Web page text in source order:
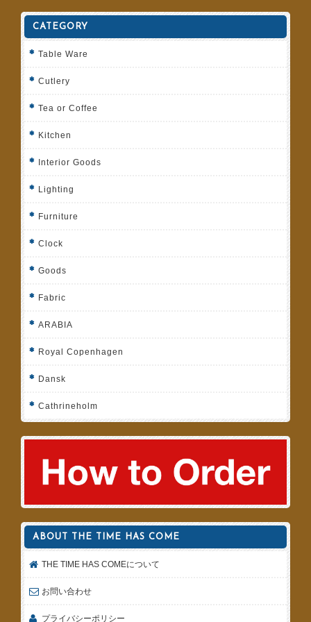
CATEGORY
Table Ware
Cutlery
Tea or Coffee
Kitchen
Interior Goods
Lighting
Furniture
Clock
Goods
Fabric
ARABIA
Royal Copenhagen
Dansk
Cathrineholm
ABOUT THE TIME HAS COME
THE TIME HAS COMEについて
お問い合わせ
プライバシーポリシー